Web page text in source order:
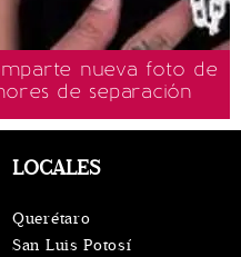
nueva foto de
de separación
LOCALES
Querétaro
San Luis Potosí